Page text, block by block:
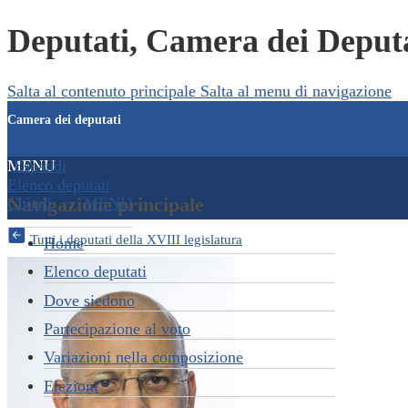
Deputati, Camera dei
Salta al contenuto principale Salta al menu di navigazione
Camera dei deputati
MENU
Espandi
Chiudi MENU
Navigazione principale
Home
Elenco deputati
Dove siedono
Partecipazione al voto
Variazioni nella composizione
Elezioni
Elenco deputati
Tutti i deputati della XVIII legislatura